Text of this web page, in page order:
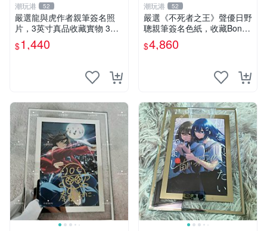
潮玩港 52
嚴選龍與虎作者親筆簽名照
片，3英寸真品收藏實物 3英
寸 女性 吉祥物
$1,440
潮玩港 52
嚴選《不死者之王》聲優日野
聰親筆簽名色紙，收藏Bone
King無比榮耀！ Over Lord
日野聰 聲優 簽名 色紙
$4,860